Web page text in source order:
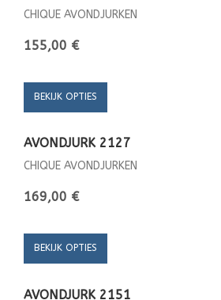
CHIQUE AVONDJURKEN
155,00 €
BEKIJK OPTIES
AVONDJURK 2127
CHIQUE AVONDJURKEN
169,00 €
BEKIJK OPTIES
AVONDJURK 2151